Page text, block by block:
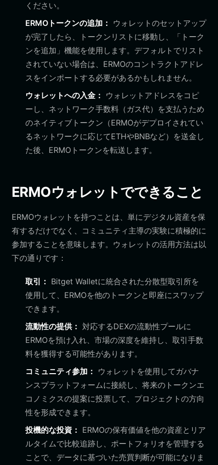
ください。
ERMOトークンの追加：
ウォレットのセットアップ
が完了したら、トークンリストに移動し、「トーク
ンを追加」機能を使用します。デフォルトでリスト
されていない場合は、ERMOのコントラクトアドレ
スをインポートする必要があるかもしれません。
ウォレットへの入金：
ウォレットアドレスをコピ
ーし、ネットワーク手数料（ガス代）を支払うため
のネイティブトークン（ERMOがデプロイされてい
るネットワークに応じてETHやBNBなど）を送金し
た後、ERMOトークンを転送します。
ERMOウォレットでできること
ERMOウォレットを持つことは、単にデジタル資産を保
有するだけでなく、コミュニティ主導の実験に積極的に
参加することを意味します。ウォレットの活用方法は以
下の通りです：
取引： Bitget Walletに統合された分散型取引所を
使用して、ERMOを他のトークンと即座にスワップ
できます。
流動性の提供： 対応するDEXの流動性プールに
ERMOを預け入れ、市場の深度を維持し、取引手数
料を獲得する可能性があります。
コミュニティ参加：
ウォレットを使用してガバナ
ンスプラットフォームに接続し、将来のトークンエ
コノミクスの提案に投票して、プロジェクトの方向
性を形成できます。
投機的な投資： ERMOの保有価値を他の資産とリア
ルタイムで比較追跡し、ポートフォリオを管理する
ことで、データに基づいた売買判断が可能になりま